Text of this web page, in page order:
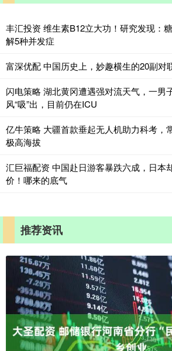
丰汇投资 维生素B12立大功！研究发现：
解5种并发症
富深优配 中国历史上，妙趣横生的20副对
闪电策略 湖北黄冈遭遇强对流天气，一男
风“吸”出，目前仍在ICU
亿牛策略 大疆首款垂起无人机助力科考，
极高海拔
汇巨福配资 中国赴日游客暴跌六成，日本
价！哪来的底气
推荐资讯